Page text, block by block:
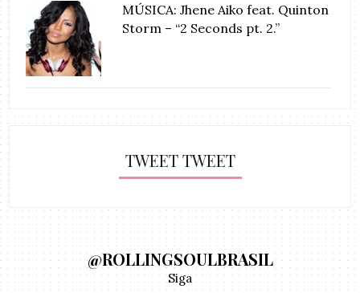
MÚSICA: Jhene Aiko feat. Quinton
Storm – “2 Seconds pt. 2.”
TWEET TWEET
@ROLLINGSOULBRASIL
Siga